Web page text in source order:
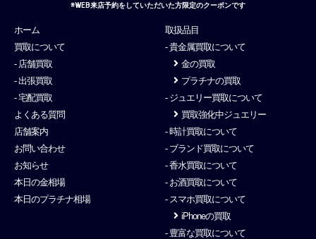
※WEB来店予約をしていただいた方限定のクーポンです
ホーム
買取について
- 店舗買取
- 出張買取
- 宅配買取
よくある質問
店舗案内
お問い合わせ
お知らせ
本日の金相場
本日のプラチナ相場
取扱品目
- 貴金属買取について
金の買取
プラチナの買取
- ジュエリー買取について
買取強化中ジュエリー
- 時計買取について
- ブランド買取について
- 香水買取について
- お酒買取について
- スマホ買取について
iPhoneの買取
- 豊富な買取について